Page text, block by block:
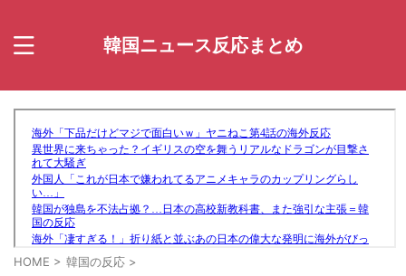
韓国ニュース反応まとめ
HOME > 韓国の反応 >